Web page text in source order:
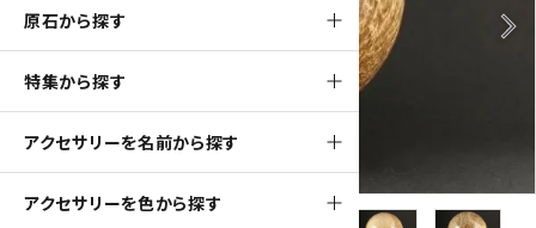
原石から探す
特集から探す
アクセサリーを名前から探す
アクセサリーを色から探す
arrow_back_ios arrow_forward_ios